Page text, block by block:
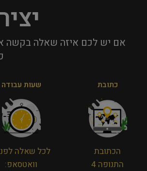
אם יש לכם איזה שאלה בקשה
כתובת
הכתובת
התנופה 4
שעות עבודה
לכל שאלה
וואטסאפ: